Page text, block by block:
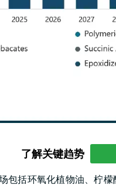
了解关键趋势
包括环氧化植物油、柠